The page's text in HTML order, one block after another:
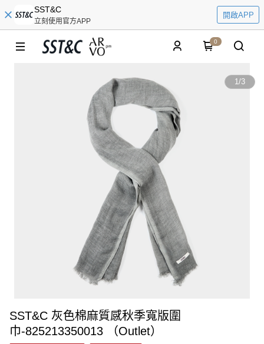
SST&C
立刻使用官方APP
開啟APP
0
1/3
SST&C 灰色棉麻質感秋季寬版圍
巾-825213350013 （Outlet）